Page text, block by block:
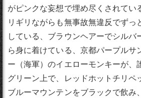
がピンクな妄想で埋め尽くされてい
リギリながらも無事故無違反でずっ
している、ブラウンヘアーでシルバ
ら身に着けている、京都パープルサ
ー（海軍）のイエローモンキーが、
グリーン上で、レッドホットチリペ
ブルーマウンテンをブラックで飲み